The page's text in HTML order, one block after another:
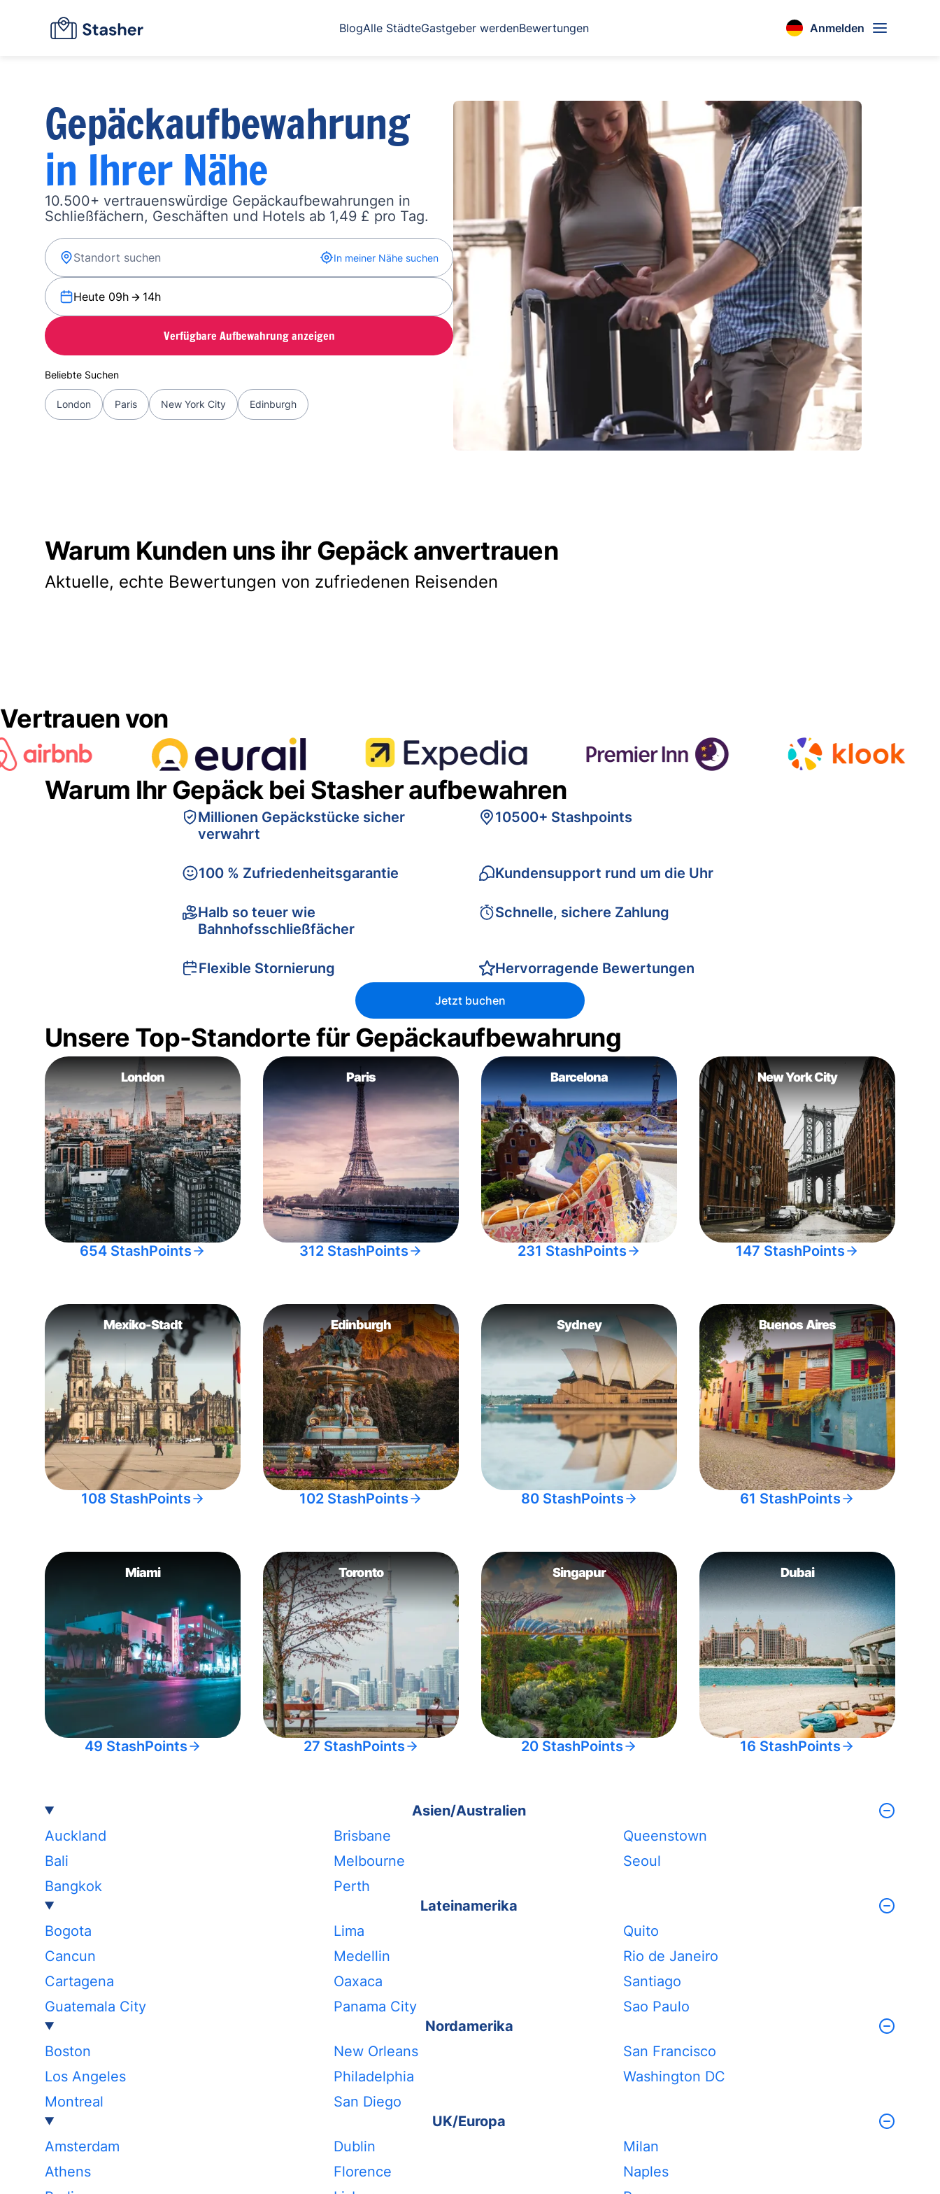
BlogAlle StädteGastgeber werdenBewertungen Anmelden
Gepäckaufbewahrung
in Ihrer Nähe
10.500+ vertrauenswürdige Gepäckaufbewahrungen in
Schließfächern, Geschäften und Hotels ab 1,49 £ pro Tag.
In meiner Nähe suchen
Heute 09h 14h
Verfügbare Aufbewahrung anzeigen
Beliebte Suchen
London Paris New York City Edinburgh
Warum Kunden uns ihr Gepäck anvertrauen
Aktuelle, echte Bewertungen von zufriedenen Reisenden
Vertrauen von
Warum Ihr Gepäck bei Stasher aufbewahren
Millionen Gepäckstücke sicher
verwahrt
100 % Zufriedenheitsgarantie
Halb so teuer wie
Bahnhofsschließfächer
Flexible Stornierung
10500+ Stashpoints
Kundensupport rund um die Uhr
Schnelle, sichere Zahlung
Hervorragende Bewertungen
Jetzt buchen
Unsere Top-Standorte für Gepäckaufbewahrung
London
654 StashPoints
Paris
312 StashPoints
Barcelona
231 StashPoints
New York City
147 StashPoints
Mexiko-Stadt
108 StashPoints
Edinburgh
102 StashPoints
Sydney
80 StashPoints
Buenos Aires
61 StashPoints
Miami
49 StashPoints
Toronto
27 StashPoints
Singapur
20 StashPoints
Dubai
16 StashPoints
Asien/Australien
Auckland
Bali
Bangkok
Brisbane
Melbourne
Perth
Queenstown
Seoul
Lateinamerika
Bogota
Cancun
Cartagena
Guatemala City
Lima
Medellin
Oaxaca
Panama City
Quito
Rio de Janeiro
Santiago
Sao Paulo
Nordamerika
Boston
Los Angeles
Montreal
New Orleans
Philadelphia
San Diego
San Francisco
Washington DC
UK/Europa
Amsterdam
Athens
Dublin
Florence
Milan
Naples